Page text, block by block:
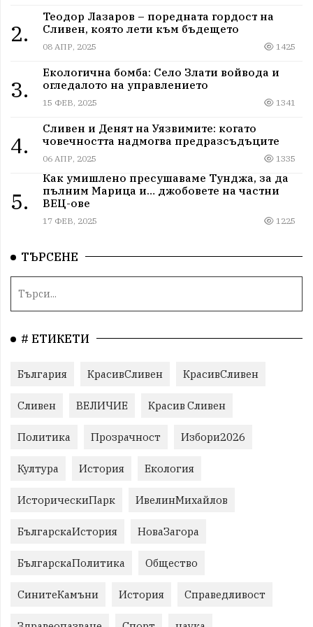
2.
Теодор Лазаров – поредната гордост на
Сливен, която лети към бъдещето
08 АПР, 2025 1425
3.
Екологична бомба: Село Злати войвода и
огледалото на управлението
15 ФЕВ, 2025 1341
4.
Сливен и Денят на Уязвимите: когато
човечността надмогва предразсъдъците
06 АПР, 2025 1335
5.
Как умишлено пресушаваме Тунджа, за да
пълним Марица и… джобовете на частни
ВЕЦ-ове
17 ФЕВ, 2025 1225
ТЪРСЕНЕ
# ЕТИКЕТИ
България КрасивСливен КрасивСливен
Сливен ВЕЛИЧИЕ Красив Сливен
Политика Прозрачност Избори2026
Култура История Екология
ИсторическиПарк ИвелинМихайлов
БългарскаИстория НоваЗагора
БългарскаПолитика Общество
СинитеКамъни История Справедливост